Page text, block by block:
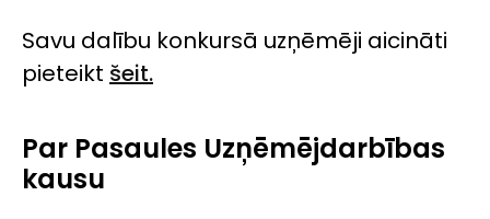
Savu dalību konkursā uzņēmēji aicināti
pieteikt šeit.
Par Pasaules Uzņēmējdarbības
kausu